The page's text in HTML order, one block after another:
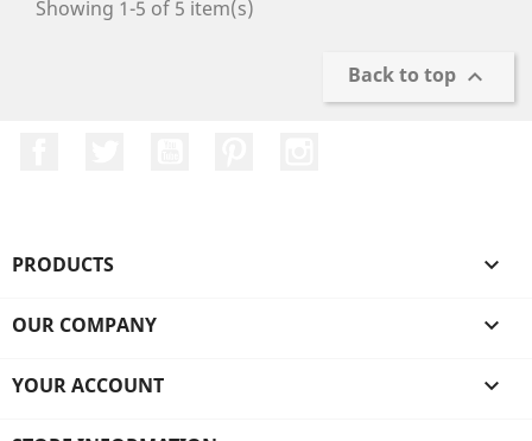
Showing 1-5 of 5 item(s)
Back to top 
PRODUCTS 
OUR COMPANY 
YOUR ACCOUNT 